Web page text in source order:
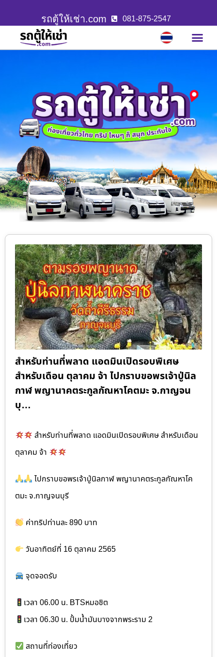
รถตู้ให้เช่า.com 081-875-2547
สำหรับท่านที่พลาด แอดมินเปิดรอบพิเศษ
สำหรับเดือน ตุลาคม จ้า ไปกราบขอพรเจ้าปู่นิล
กาฬ พญานาคตระกูลกัณหาโคตมะ จ.กาญจน
บุ…
สำหรับท่านที่พลาด แอดมินเปิดรอบพิเศษ สำหรับเดือน
ตุลาคม จ้า
ไปกราบขอพรเจ้าปู่นิลกาฬ พญานาคตระกูลกัณหาโค
ตมะ จ.กาญจนบุรี
ค่าทริปท่านละ 890 บาท
วันอาทิตย์ที่ 16 ตุลาคม 2565
จุดจอดรับ
เวลา 06.00 น. BTSหมอชิต
เวลา 06.30 น. ปั้มน้ำมันบางจากพระราม 2
สถานที่ท่องเที่ยว